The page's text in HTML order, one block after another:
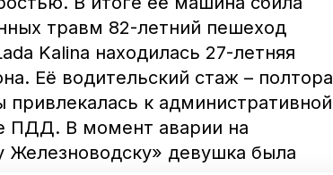
травм 82-летний пешеход
Kalina находилась 27-летняя
Её водительский стаж – полтора
к административной
ПДД. В момент аварии на
Железноводску» девушка была